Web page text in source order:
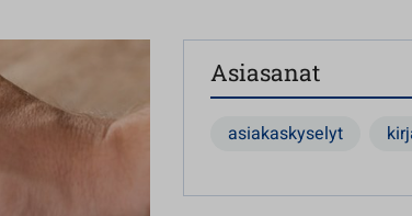
Asiasanat
asiakaskyselyt